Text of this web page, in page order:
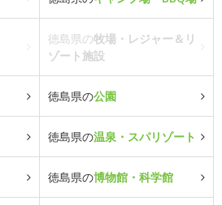
徳島県の牧場・レジャー＆リ
ゾート施設
徳島県の公園
徳島県の温泉・スパリゾート
徳島県の博物館・科学館